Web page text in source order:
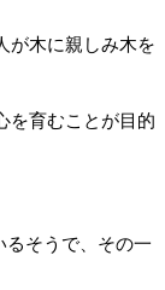
が木に親しみ木を
を育むことが目的
るそうで、その一